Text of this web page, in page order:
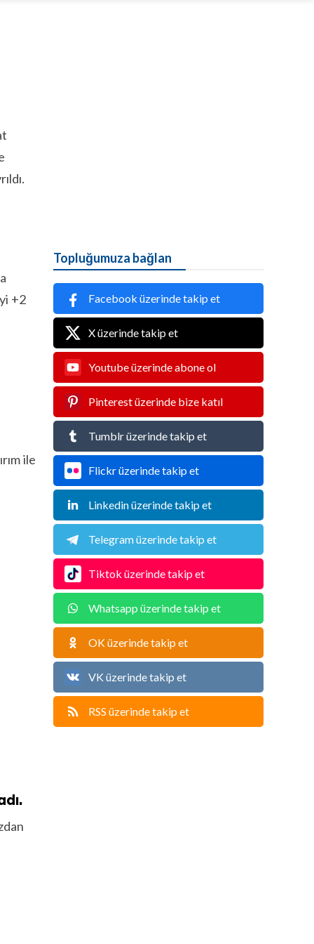
+2
ile
Topluğumuza bağlan
Facebook üzerinde takip et
X üzerinde takip et
Youtube üzerinde abone ol
Pinterest üzerinde bize katıl
Tumblr üzerinde takip et
Flickr üzerinde takip et
Linkedin üzerinde takip et
Telegram üzerinde takip et
Tiktok üzerinde takip et
Whatsapp üzerinde takip et
OK üzerinde takip et
VK üzerinde takip et
RSS üzerinde takip et